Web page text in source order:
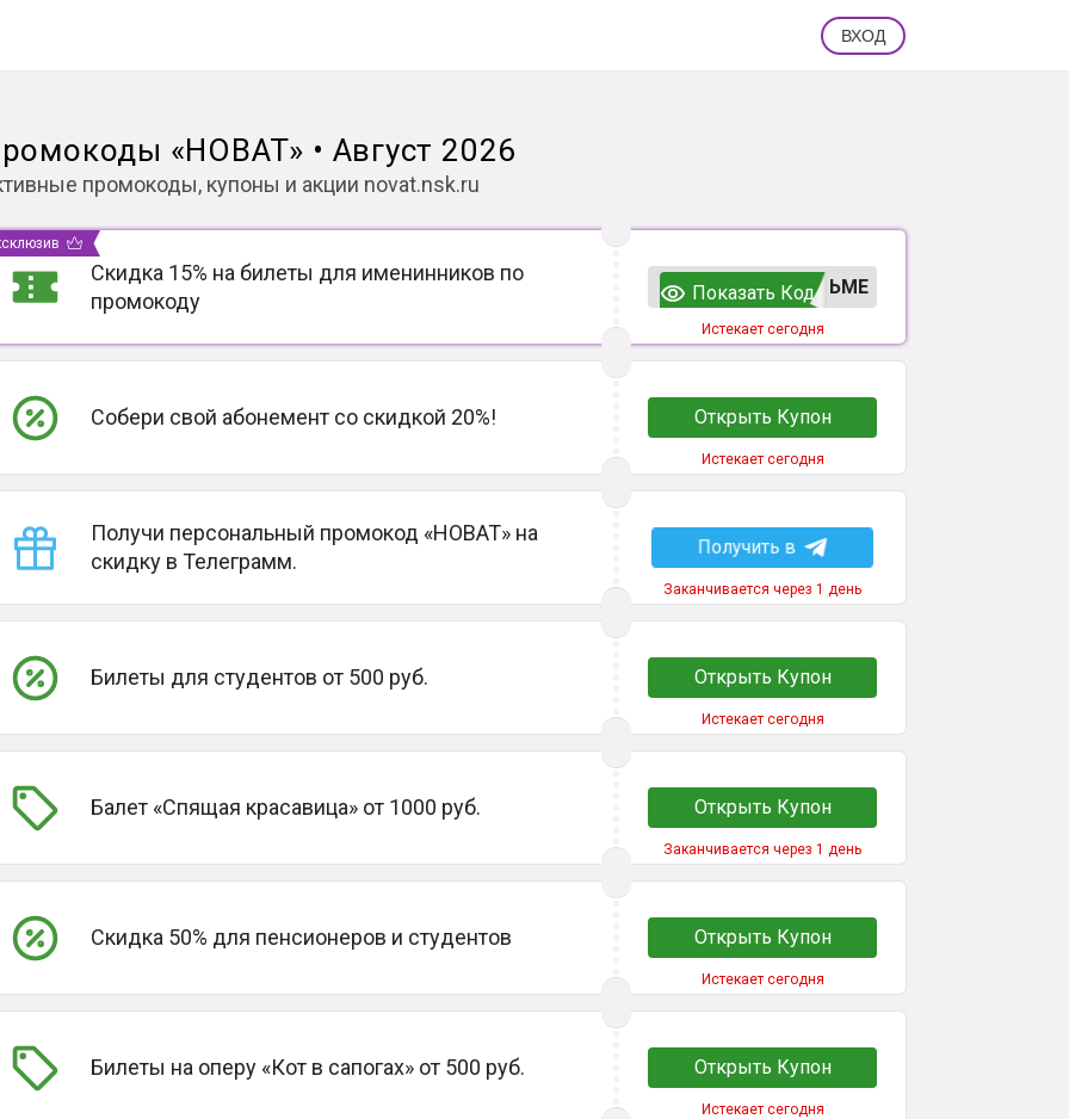
ВХОД
«НОВАТ» • Август 2026
промокоды, купоны и акции novat.nsk.ru
Скидка 15% на билеты для именинников по
промокоду
ЬМЕ
Показать Код
Истекает сегодня
Собери свой абонемент со скидкой 20%! Открыть Купон
Истекает сегодня
Получи персональный промокод «НОВАТ» на
скидку в Телеграмм.
Получить в
Заканчивается через 1 день
Билеты для студентов от 500 руб. Открыть Купон
Истекает сегодня
Балет «Спящая красавица» от 1000 руб. Открыть Купон
Заканчивается через 1 день
Скидка 50% для пенсионеров и студентов Открыть Купон
Истекает сегодня
Билеты на оперу «Кот в сапогах» от 500 руб. Открыть Купон
Истекает сегодня